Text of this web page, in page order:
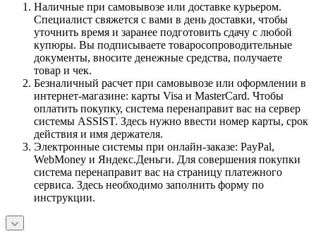
Наличные при самовывозе или доставке курьером.
Специалист свяжется с вами в день доставки, чтобы
уточнить время и заранее подготовить сдачу с любой
купюры. Вы подписываете товаросопроводительные
документы, вносите денежные средства, получаете
товар и чек.
Безналичный расчет при самовывозе или оформлении в
интернет-магазине: карты Visa и MasterCard. Чтобы
оплатить покупку, система перенаправит вас на сервер
системы ASSIST. Здесь нужно ввести номер карты, срок
действия и имя держателя.
Электронные системы при онлайн-заказе: PayPal,
WebMoney и Яндекс.Деньги. Для совершения покупки
система перенаправит вас на страницу платежного
сервиса. Здесь необходимо заполнить форму по
инструкции.